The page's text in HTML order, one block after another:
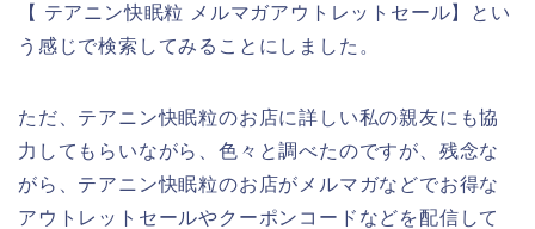
【 テアニン快眠粒 メルマガアウトレットセール】とい
う感じで検索してみることにしました。
ただ、テアニン快眠粒のお店に詳しい私の親友にも協
力してもらいながら、色々と調べたのですが、残念な
がら、テアニン快眠粒のお店がメルマガなどでお得な
アウトレットセールやクーポンコードなどを配信して